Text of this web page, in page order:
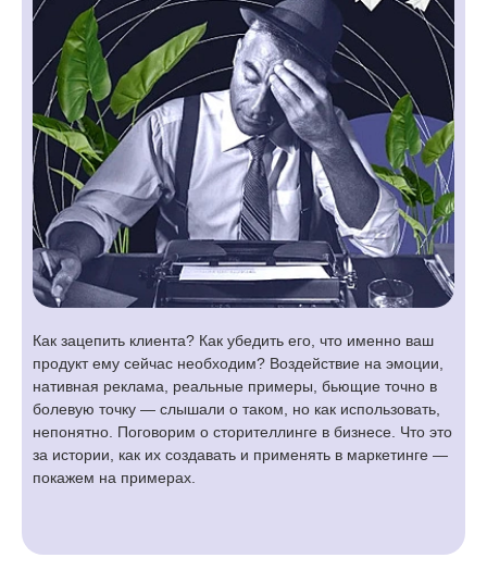
Как зацепить клиента? Как убедить его, что именно ваш
продукт ему сейчас необходим? Воздействие на эмоции,
нативная реклама, реальные примеры, бьющие точно в
болевую точку — слышали о таком, но как использовать,
непонятно. Поговорим о сторителлинге в бизнесе. Что это
за истории, как их создавать и применять в маркетинге —
покажем на примерах.